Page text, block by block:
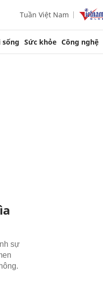
Tuần Việt Nam
Sức khỏe Công nghệ
sự